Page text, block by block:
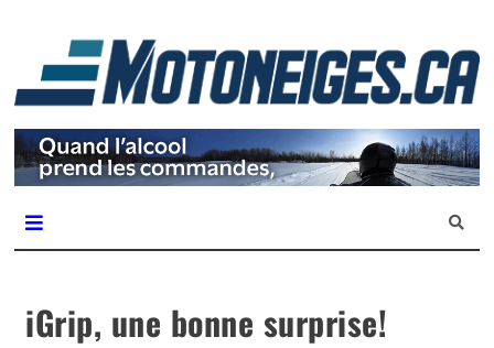
Magazine Motoneiges.ca
iGrip, une bonne surprise!